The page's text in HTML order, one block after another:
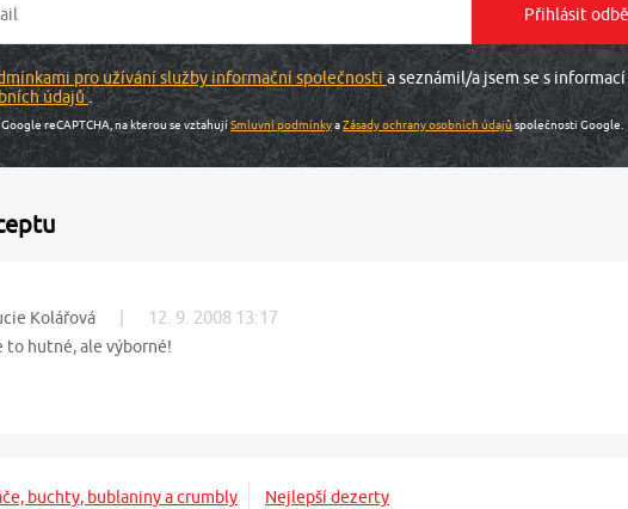
pro užívání služby informační společnosti a seznámil/a jsem se s informací
údajů.
reCAPTCHA, na kterou se vztahujíSmluvní podmínkyaZásady ochrany osobních údajůspolečnosti Google.
Kolářová 12. 9. 2008 13:17
to hutné, ale výborné!
buchty, bublaniny a crumbly Nejlepší dezerty